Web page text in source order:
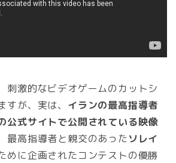
刺激的なビデオゲームのカットシ
すが、実は、 イランの最高指導者
公式サイトで公開されている映像
最高指導者と親交のあったソレイ
めに企画されたコンテストの優勝